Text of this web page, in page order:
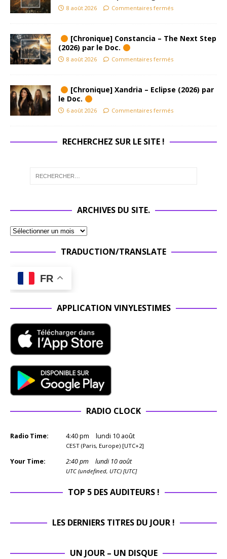
8 août 2026 Commentaires fermés
[Chronique] Constancia – The Next Step
(2026) par le Doc.
8 août 2026 Commentaires fermés
[Chronique] Xandria – Eclipse (2026) par
le Doc.
6 août 2026 Commentaires fermés
RECHERCHEZ SUR LE SITE !
ARCHIVES DU SITE.
TRADUCTION/TRANSLATE
FR
APPLICATION VINYLESTIMES
RADIO CLOCK
Radio Time: 4:40pm lundi 10 août
CEST (Paris, Europe) [UTC+2]
Your Time: 2:40pm lundi 10 août
UTC (undefined, UTC) [UTC]
TOP 5 DES AUDITEURS !
LES DERNIERS TITRES DU JOUR !
UN JOUR – UN DISQUE